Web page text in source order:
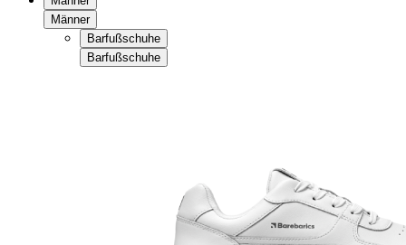
Männer
Barfußschuhe
Barfußschuhe